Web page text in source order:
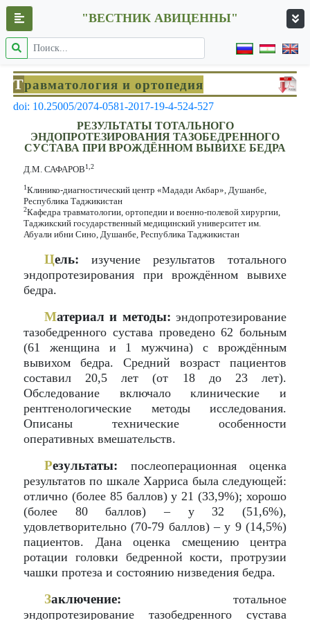
"ВЕСТНИК АВИЦЕННЫ"
Травматология и ортопедия
doi: 10.25005/2074-0581-2017-19-4-524-527
РЕЗУЛЬТАТЫ ТОТАЛЬНОГО
ЭНДОПРОТЕЗИРОВАНИЯ ТАЗОБЕДРЕННОГО
СУСТАВА ПРИ ВРОЖДЁННОМ ВЫВИХЕ БЕДРА
Д.М. САФАРОВ1,2
1Клинико-диагностический центр «Мадади Акбар», Душанбе,
Республика Таджикистан
2Кафедра травматологии, ортопедии и военно-полевой хирургии,
Таджикский государственный медицинский университет им.
Абуали ибни Сино, Душанбе, Республика Таджикистан
Цель: изучение результатов тотального
эндопротезирования при врождённом вывихе
бедра.
Материал и методы: эндопротезирование
тазобедренного сустава проведено 62 больным
(61 женщина и 1 мужчина) с врождённым
вывихом бедра. Средний возраст пациентов
составил 20,5 лет (от 18 до 23 лет).
Обследование включало клинические и
рентгенологические методы исследования.
Описаны технические особенности
оперативных вмешательств.
Результаты: послеоперационная оценка
результатов по шкале Харриса была следующей:
отлично (более 85 баллов) у 21 (33,9%); хорошо
(более 80 баллов) – у 32 (51,6%),
удовлетворительно (70-79 баллов) – у 9 (14,5%)
пациентов. Дана оценка смещению центра
ротации головки бедренной кости, протрузии
чашки протеза и состоянию низведения бедра.
Заключение: тотальное
эндопротезирование тазобедренного сустава